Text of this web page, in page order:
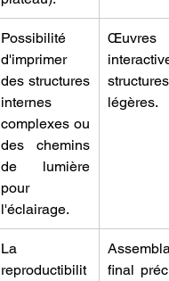
Possibilité
d'imprimer
des structures
internes
complexes ou
des chemins
de lumière
pour
l'éclairage.
Œuvres
structures
légères.
La
reproductibilit
final